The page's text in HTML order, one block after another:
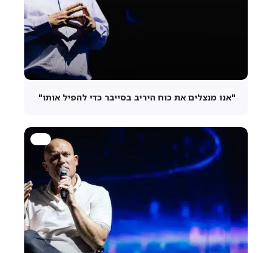
"אנו מנצלים את כוח היריב בסייבר כדי להפיל אותו"